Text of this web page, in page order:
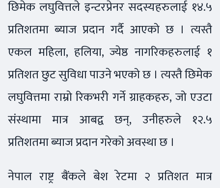
छिमेक लघुवित्तले इन्टरप्रेनर सदस्यहरुलाई १४.५
प्रतिशतमा ब्याज प्रदान गर्दै आएको छ । त्यस्तै
एकल महिला, हलिया, ज्येष्ठ नागरिकहरुलाई १
प्रतिशत छुट सुविधा पाउने भएको छ । त्यस्तै छिमेक
लघुवित्तमा राम्रो रिकभरी गर्ने ग्राहकहरु, जो एउटा
संस्थामा मात्र आबद्व छन्, उनीहरुले १२.५
प्रतिशतमा ब्याज प्रदान गरेको अवस्था छ ।
नेपाल राष्ट्र बैंकले बेश रेटमा २ प्रतिशत मात्र